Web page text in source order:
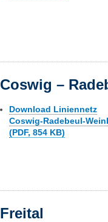
Coswig –
Download Liniennetz
Coswig-Radebeul-
(PDF, 854 KB)
Freital